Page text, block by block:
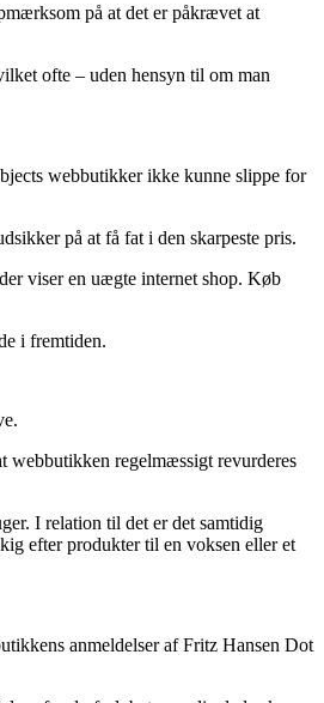
på at det er påkrævet at
ofte – uden hensyn til om man
webbutikker ikke kunne slippe for
på at få fat i den skarpeste pris.
viser en uægte internet shop. Køb
i fremtiden.
webbutikken regelmæssigt revurderes
I relation til det er det samtidig
efter produkter til en voksen eller et
anmeldelser af Fritz Hansen Dot